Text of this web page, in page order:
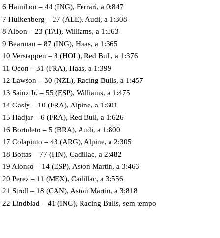
6 Hamilton – 44 (ING), Ferrari, a 0:847
7 Hulkenberg – 27 (ALE), Audi, a 1:308
8 Albon – 23 (TAI), Williams, a 1:363
9 Bearman – 87 (ING), Haas, a 1:365
10 Verstappen – 3 (HOL), Red Bull, a 1:376
11 Ocon – 31 (FRA), Haas, a 1:399
12 Lawson – 30 (NZL), Racing Bulls, a 1:457
13 Sainz Jr. – 55 (ESP), Williams, a 1:475
14 Gasly – 10 (FRA), Alpine, a 1:601
15 Hadjar – 6 (FRA), Red Bull, a 1:626
16 Bortoleto – 5 (BRA), Audi, a 1:800
17 Colapinto – 43 (ARG), Alpine, a 2:305
18 Bottas – 77 (FIN), Cadillac, a 2:482
19 Alonso – 14 (ESP), Aston Martin, a 3:463
20 Perez – 11 (MEX), Cadillac, a 3:556
21 Stroll – 18 (CAN), Aston Martin, a 3:818
22 Lindblad – 41 (ING), Racing Bulls, sem tempo